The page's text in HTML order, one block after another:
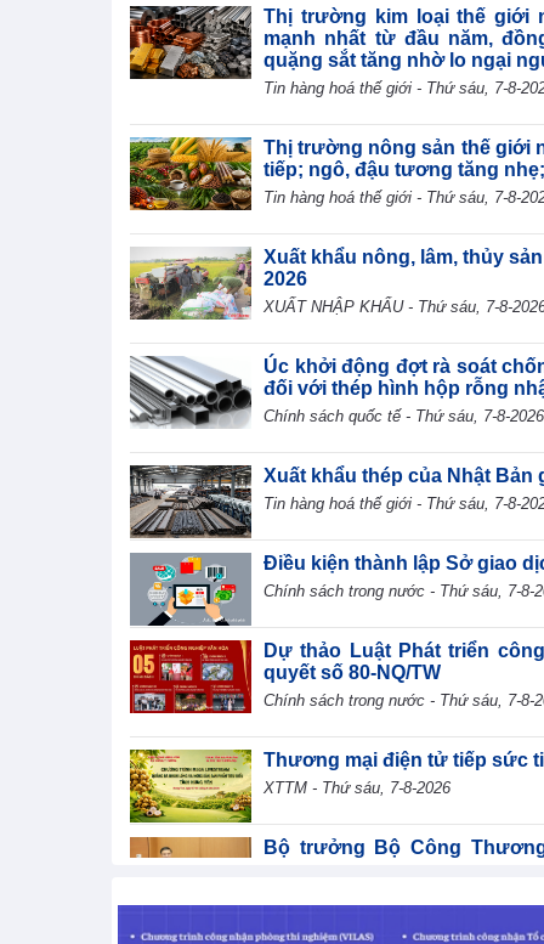
Thị trường kim loại thế giới
mạnh nhất từ đầu năm,
quặng sắt tăng nhờ lo ngại
Tin hàng hoá thế giới - Thứ sáu, 7-8-
Thị trường nông sản thế giới
tiếp; ngô, đậu tương tăng
Tin hàng hoá thế giới - Thứ sáu, 7-8-
Xuất khẩu nông, lâm, thủy
2026
XUẤT NHẬP KHẨU - Thứ sáu, 7-8-
Úc khởi động đợt rà soát
đối với thép hình hộp rỗng
Chính sách quốc tế - Thứ sáu, 7-8-2026
Xuất khẩu thép của Nhật Bản
Tin hàng hoá thế giới - Thứ sáu, 7-8-
Điều kiện thành lập Sở giao
Chính sách trong nước - Thứ sáu, 7-8-
Dự thảo Luật Phát triển
quyết số 80-NQ/TW
Chính sách trong nước - Thứ sáu, 7-8-
Thương mại điện tử tiếp sức
XTTM - Thứ sáu, 7-8-2026
Bộ trưởng Bộ Công